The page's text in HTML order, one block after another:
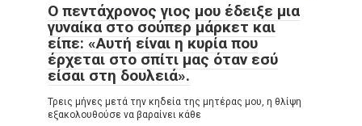
Ο πεντάχρονος γιος μου έδειξε μια
γυναίκα στο σούπερ μάρκετ και
είπε: «Αυτή είναι η κυρία που
έρχεται στο σπίτι μας όταν εσύ
είσαι στη δουλειά».
Τρεις μήνες μετά την κηδεία της μητέρας μου, η θλίψη
εξακολουθούσε να βαραίνει κάθε